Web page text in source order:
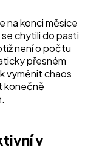
na konci měsíce
chytili do pasti
není o počtu
přesném
vyměnit chaos
konečně
v